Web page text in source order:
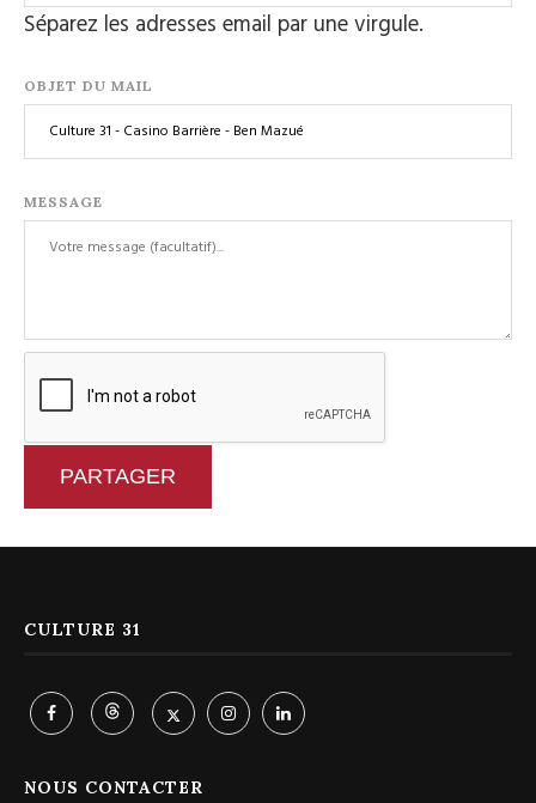
Séparez les adresses email par une virgule.
OBJET DU MAIL
MESSAGE
PARTAGER
CULTURE 31
NOUS CONTACTER